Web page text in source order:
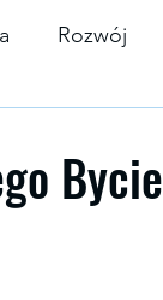
Rozwój
Bycie